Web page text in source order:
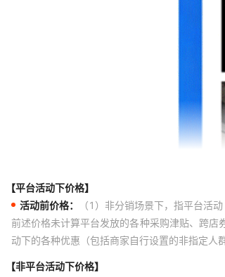
【平台活动下价格】
活动前价格：
（1）非分销场景下，指平台活
前述价格未计算平台发放的各种采购津贴、跨
动下的各种优惠（包括商家自行设置的非指定人
【非平台活动下价格】